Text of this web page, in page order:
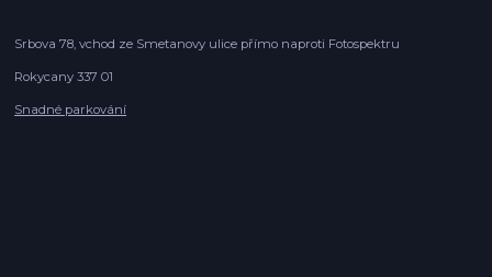
Srbova 78, vchod ze Smetanovy ulice přímo naproti Fotospektru
Rokycany 337 01
Snadné parkování